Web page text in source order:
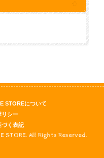
STOREについて
リシー
づく表記
STORE. All Rights Reserved.